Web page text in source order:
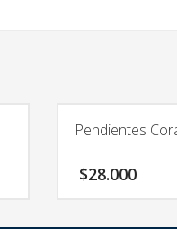
Pendientes
$28.000